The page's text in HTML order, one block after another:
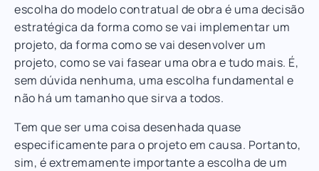
escolha do modelo contratual de obra é uma decisão
estratégica da forma como se vai implementar um
projeto, da forma como se vai desenvolver um
projeto, como se vai fasear uma obra e tudo mais. É,
sem dúvida nenhuma, uma escolha fundamental e
não há um tamanho que sirva a todos.
Tem que ser uma coisa desenhada quase
especificamente para o projeto em causa. Portanto,
sim, é extremamente importante a escolha de um